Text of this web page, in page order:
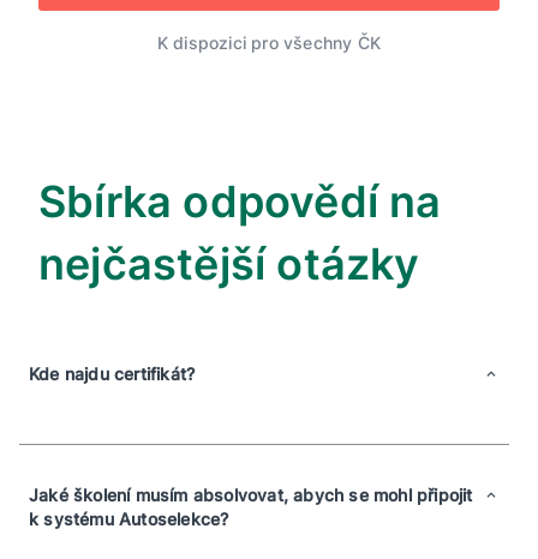
K dispozici pro všechny ČK
Sbírka odpovědí na
nejčastější otázky
Kde najdu certifikát?
Jaké školení musím absolvovat, abych se mohl připojit
k systému Autoselekce?